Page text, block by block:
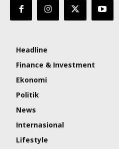
Headline
Finance & Investment
Ekonomi
Politik
News
Internasional
Lifestyle